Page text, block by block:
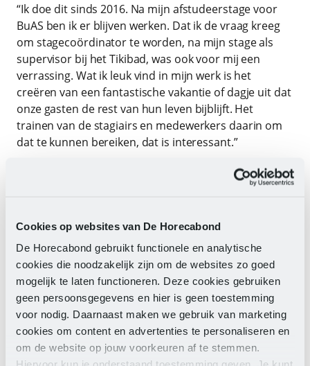
Cookies op websites van De Horecabond
De Horecabond gebruikt functionele en analytische
cookies die noodzakelijk zijn om de websites zo goed
mogelijk te laten functioneren. Deze cookies gebruiken
geen persoonsgegevens en hier is geen toestemming
voor nodig. Daarnaast maken we gebruik van marketing
cookies om content en advertenties te personaliseren en
om de website op jouw voorkeuren af te stemmen.
“Ik doe dit sinds 2016. Na mijn afstudeerstage voor
BuAS ben ik er blijven werken. Dat ik de vraag kreeg
om stagecoördinator te worden, na mijn stage als
supervisor bij het Tikibad, was ook voor mij een
verrassing. Wat ik leuk vind in mijn werk is het
creëren van een fantastische vakantie of dagje uit dat
onze gasten de rest van hun leven bijblijft. Het
trainen van de stagiairs en medewerkers daarin om
dat te kunnen bereiken, dat is interessant.”
“Ik wilde altijd al heel graag als manager binnen een
attractiepark aan de slag. Vandaar mijn keuze voor de
ben ik naar Disney in Amerika gegaan, omdat ik
mezelf eerst als persoon wilde ontwikkelen. Al was
het geen managementstage, een betere plek was er
niet: op jezelf wonen, werken en studeren in het
buitenland, met mensen vanuit de hele wereld en dus
verschillende culturen. Bij een bedrijf dat
bekendstaat om de ultieme gastvriendelijkheid.”
“Ik had altijd een doel dat ik wilde bereiken. Nu ben ik